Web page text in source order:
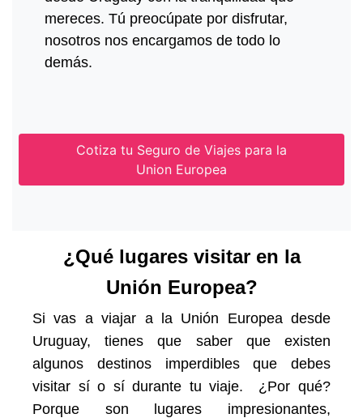
mereces. Tú preocúpate por disfrutar,
nosotros nos encargamos de todo lo
demás.
Cotiza tu Seguro de Viajes para la
Union Europea
¿Qué lugares visitar en la
Unión Europea?
Si vas a viajar a la Unión Europea desde
Uruguay, tienes que saber que existen
algunos destinos imperdibles que debes
visitar sí o sí durante tu viaje. ¿Por qué?
Porque son lugares impresionantes,